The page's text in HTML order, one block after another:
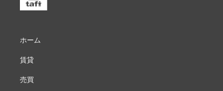
ホーム
賃貸
売買